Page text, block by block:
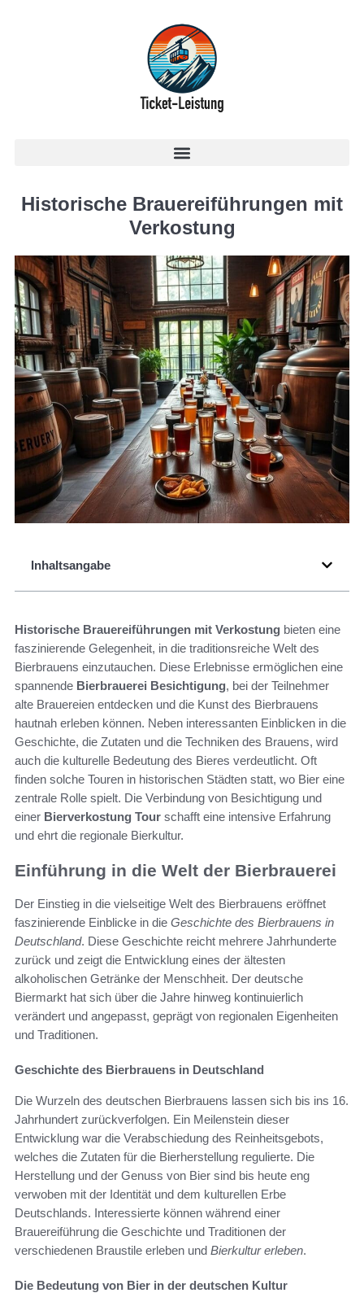
Historische Brauereiführungen mit
Verkostung
Inhaltsangabe
Historische Brauereiführungen mit Verkostung bieten eine
faszinierende Gelegenheit, in die traditionsreiche Welt des
Bierbrauens einzutauchen. Diese Erlebnisse ermöglichen eine
spannende Bierbrauerei Besichtigung, bei der Teilnehmer
alte Brauereien entdecken und die Kunst des Bierbrauens
hautnah erleben können. Neben interessanten Einblicken in die
Geschichte, die Zutaten und die Techniken des Brauens, wird
auch die kulturelle Bedeutung des Bieres verdeutlicht. Oft
finden solche Touren in historischen Städten statt, wo Bier eine
zentrale Rolle spielt. Die Verbindung von Besichtigung und
einer Bierverkostung Tour schafft eine intensive Erfahrung
und ehrt die regionale Bierkultur.
Einführung in die Welt der Bierbrauerei
Der Einstieg in die vielseitige Welt des Bierbrauens eröffnet
faszinierende Einblicke in die Geschichte des Bierbrauens in
Deutschland. Diese Geschichte reicht mehrere Jahrhunderte
zurück und zeigt die Entwicklung eines der ältesten
alkoholischen Getränke der Menschheit. Der deutsche
Biermarkt hat sich über die Jahre hinweg kontinuierlich
verändert und angepasst, geprägt von regionalen Eigenheiten
und Traditionen.
Geschichte des Bierbrauens in Deutschland
Die Wurzeln des deutschen Bierbrauens lassen sich bis ins 16.
Jahrhundert zurückverfolgen. Ein Meilenstein dieser
Entwicklung war die Verabschiedung des Reinheitsgebots,
welches die Zutaten für die Bierherstellung regulierte. Die
Herstellung und der Genuss von Bier sind bis heute eng
verwoben mit der Identität und dem kulturellen Erbe
Deutschlands. Interessierte können während einer
Brauereiführung die Geschichte und Traditionen der
verschiedenen Braustile erleben und Bierkultur erleben.
Die Bedeutung von Bier in der deutschen Kultur